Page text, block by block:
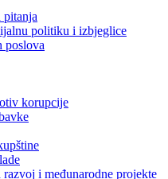
pitanja
politiku i izbjeglice
poslova
korupcije
razvoj i međunarodne projekte